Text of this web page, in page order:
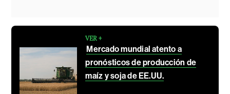
VER +
Mercado mundial atento a
pronósticos de producción de
maíz y soja de EE.UU.